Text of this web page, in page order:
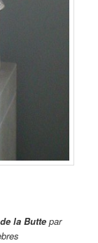
la Butte par